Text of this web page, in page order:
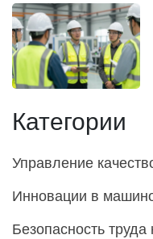
Категории
Управление
Безопасность